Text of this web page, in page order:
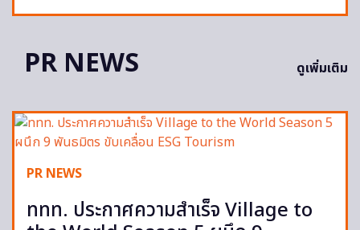
PR NEWS ดูเพิ่มเติม
PR NEWS
ททท. ประกาศความสำเร็จ Village to